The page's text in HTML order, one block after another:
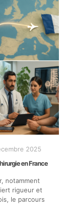
2025
en France
notamment
rigueur et
le parcours